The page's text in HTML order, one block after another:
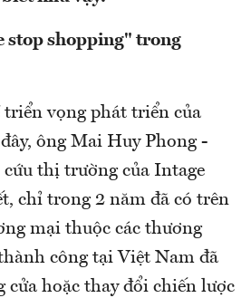
stop shopping" trong
vọng phát triển của
ông Mai Huy Phong -
thị trường của Intage
chỉ trong 2 năm đã có trên
mại thuộc các thương
công tại Việt Nam đã
cửa hoặc thay đổi chiến lược